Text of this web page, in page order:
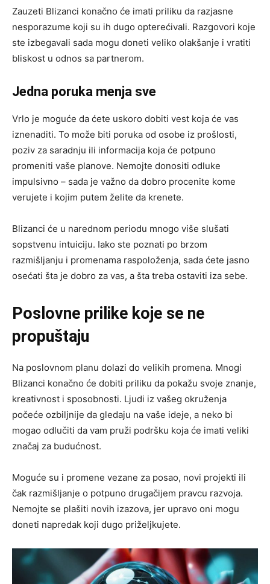
Zauzeti Blizanci konačno će imati priliku da razjasne
nesporazume koji su ih dugo opterećivali. Razgovori koje
ste izbegavali sada mogu doneti veliko olakšanje i vratiti
bliskost u odnos sa partnerom.
Jedna poruka menja sve
Vrlo je moguće da ćete uskoro dobiti vest koja će vas
iznenaditi. To može biti poruka od osobe iz prošlosti,
poziv za saradnju ili informacija koja će potpuno
promeniti vaše planove. Nemojte donositi odluke
impulsivno – sada je važno da dobro procenite kome
verujete i kojim putem želite da krenete.
Blizanci će u narednom periodu mnogo više slušati
sopstvenu intuiciju. Iako ste poznati po brzom
razmišljanju i promenama raspoloženja, sada ćete jasno
osećati šta je dobro za vas, a šta treba ostaviti iza sebe.
Poslovne prilike koje se ne
propuštaju
Na poslovnom planu dolazi do velikih promena. Mnogi
Blizanci konačno će dobiti priliku da pokažu svoje znanje,
kreativnost i sposobnosti. Ljudi iz vašeg okruženja
počeće ozbiljnije da gledaju na vaše ideje, a neko bi
mogao odlučiti da vam pruži podršku koja će imati veliki
značaj za budućnost.
Moguće su i promene vezane za posao, novi projekti ili
čak razmišljanje o potpuno drugačijem pravcu razvoja.
Nemojte se plašiti novih izazova, jer upravo oni mogu
doneti napredak koji dugo priželjkujete.